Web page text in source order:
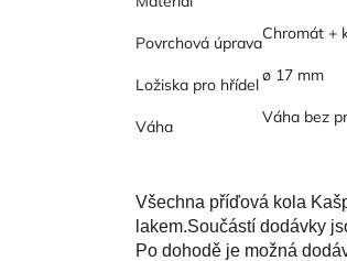
Povrchová úpravaChromát +
Ložiska pro hřídelø 17 mm
Váha Váha bez
Všechna příďová kola
lakem.Součástí dodávky
Po dohodě je možná